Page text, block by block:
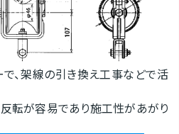
、架線の引き換え工事などで活
転が容易であり施工性があがり